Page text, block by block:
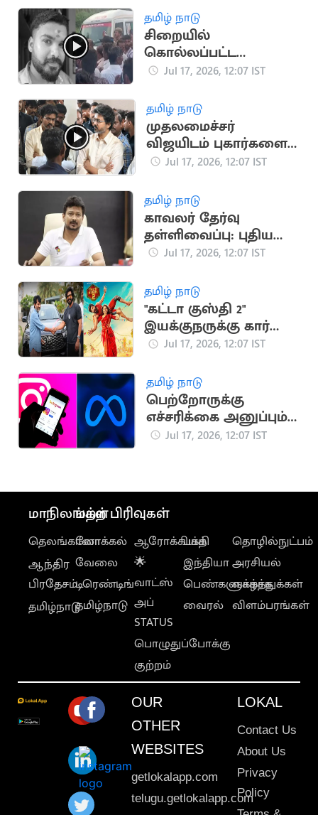
நியமனம்
தமிழ் நாடு
சிறையில்
கொல்லப்பட்ட
சபரிவர்மன் உடலுடன்
போராட்டம்
Jul 17, 2026, 12:07 IST
தமிழ் நாடு
முதலமைச்சர்
விஜயிடம் புகார்களை
அடுக்கிய விடுதி
Jul 17, 2026, 12:07 IST
தமிழ் நாடு
காவலர் தேர்வு
தள்ளிவைப்பு: புதிய
அரசுக்கு உதயநிதி
Jul 17, 2026, 12:07 IST
தமிழ் நாடு
"கட்டா குஸ்தி 2"
இயக்குநருக்கு கார்
பரிசளித்த விஷ்ணு
Jul 17, 2026, 12:07 IST
தமிழ் நாடு
பெற்றோருக்கு
எச்சரிக்கை அனுப்பும்
இன்ஸ்டாகிராம் புதிய
Jul 17, 2026, 12:07 IST
மாநிலங்கள்
தெலங்கானா
ஆந்திர
பிரதேசம்
தமிழ்நாடு
மற்ற பிரிவுகள்
லோக்கல்
வேலை
டிரெண்டிங்
தமிழ்நாடு
ஆரோக்கியம்
🌟
வாட்ஸ்
அப்
STATUS
பொழுதுப்போக்கு
குற்றம்
பக்தி
இந்தியா
பெண்களுக்காக
வைரல்
தொழில்நுட்பம்
அரசியல்
வாழ்த்துக்கள்
விளம்பரங்கள்
OUR
OTHER
WEBSITES
getlokalapp.com
telugu.getlokalapp.com
LOKAL
Contact Us
About Us
Privacy
Policy